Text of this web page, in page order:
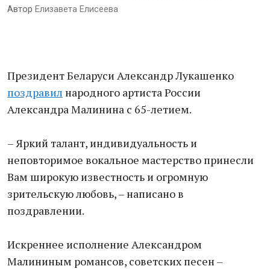
Автор Елизавета Елисеева
Президент Беларуси Александр Лукашенко
поздравил народного артиста России
Александра Малинина с 65-летием.
– Яркий талант, индивидуальность и
неповторимое вокальное мастерство принесли
Вам широкую известность и огромную
зрительскую любовь, – написано в
поздравлении.
Искреннее исполнение Александром
Малининым романсов, советских песен –